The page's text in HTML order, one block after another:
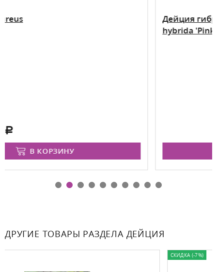
Дейция гибридная Пинк Пом-Пом
hybrida 'Pink Pom-Pom'
ДРУГИЕ ТОВАРЫ РАЗДЕЛА ДЕЙЦИЯ